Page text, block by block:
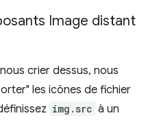
Image distant
crier dessus, nous
les icônes de fichier
img.src à un